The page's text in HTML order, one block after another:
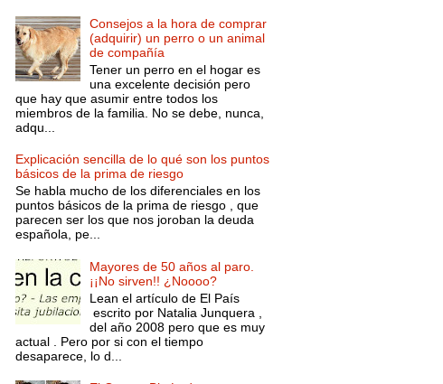
Consejos a la hora de comprar
(adquirir) un perro o un animal
de compañía
Tener un perro en el hogar es
una excelente decisión pero
que hay que asumir entre todos los
miembros de la familia. No se debe, nunca,
adqu...
Explicación sencilla de lo qué son los puntos
básicos de la prima de riesgo
Se habla mucho de los diferenciales en los
puntos básicos de la prima de riesgo , que
parecen ser los que nos joroban la deuda
española, pe...
Mayores de 50 años al paro.
¡¡No sirven!! ¿Noooo?
Lean el artículo de El País
escrito por Natalia Junquera ,
del año 2008 pero que es muy
actual . Pero por si con el tiempo
desaparece, lo d...